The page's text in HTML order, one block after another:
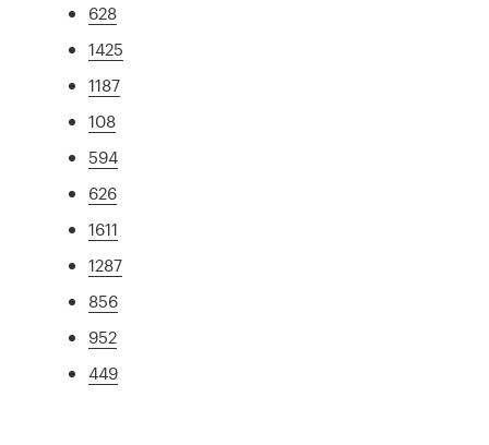
628
1425
1187
108
594
626
1611
1287
856
952
449